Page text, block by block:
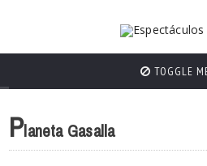
TOGGLE
Planeta Gasalla